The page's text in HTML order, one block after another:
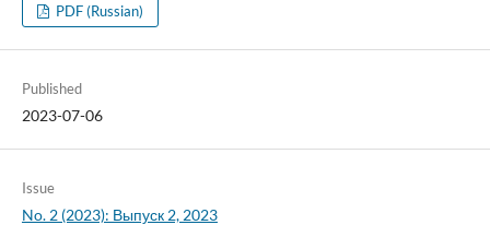
PDF (Russian)
Published
2023-07-06
Issue
No. 2 (2023): Выпуск 2, 2023